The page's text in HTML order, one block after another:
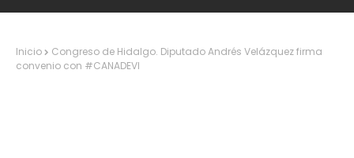
Inicio
Congreso de Hidalgo. Diputado Andrés Velázquez firma
convenio con #CANADEVI